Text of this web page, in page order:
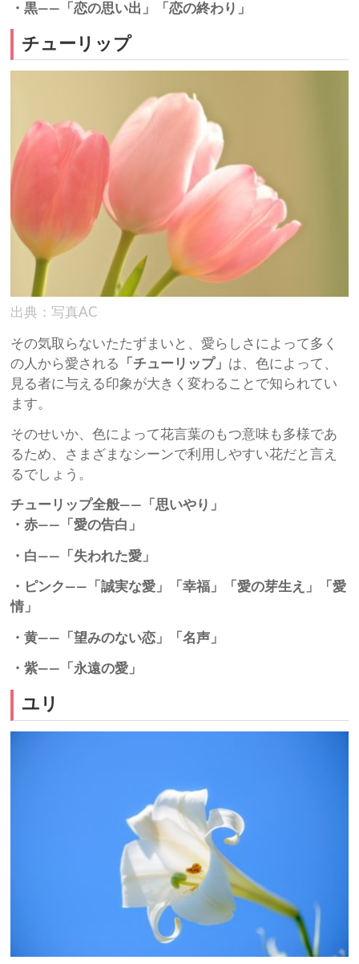
・黒――「恋の思い出」「恋の終わり」
チューリップ
出典：写真AC
その気取らないたたずまいと、愛らしさによって多く
の人から愛される
「チューリップ」 は、色によって、
見る者に与える印象が大きく変わることで知られてい
ます。
そのせいか、色によって花言葉のもつ意味も多様であ
るため、さまざまなシーンで利用しやすい花だと言え
るでしょう。
チューリップ全般――「思いやり」
・赤――「愛の告白」
・白――「失われた愛」
・ピンク――「誠実な愛」「幸福」「愛の芽生え」「愛
情」
・黄――「望みのない恋」「名声」
・紫――「永遠の愛」
ユリ